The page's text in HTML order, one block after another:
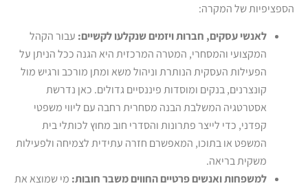
הספציפיות של המקרה:
לאנשי עסקים, חברות ויזמים שנקלעו לקשיים:עבור הקהל
המקצועי והמסחרי, המטרה המרכזית היא הגנה ככל הניתן על
הפעילות העסקית הנותרת וניהול משא ומתן מורכב ורגיש מול
קונצרנים, בנקים ומוסדות פיננסיים גדולים. כאן נדרשת
אסטרטגיה המשלבת הבנה מסחרית רחבה עם ליווי משפטי
קפדני, כדי לייצר פתרונות והסדרי חוב מחוץ לכותלי בית
המשפט או בתוכו, המאפשרם חזרה עתידית לצמיחה ולפעילות
משקית בריאה.
למשפחות ואנשים פרטיים החווים משבר חובות:מי שמוצא את